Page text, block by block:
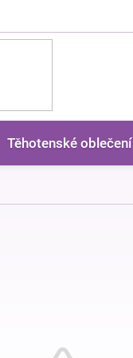
Těhotenské oblečení